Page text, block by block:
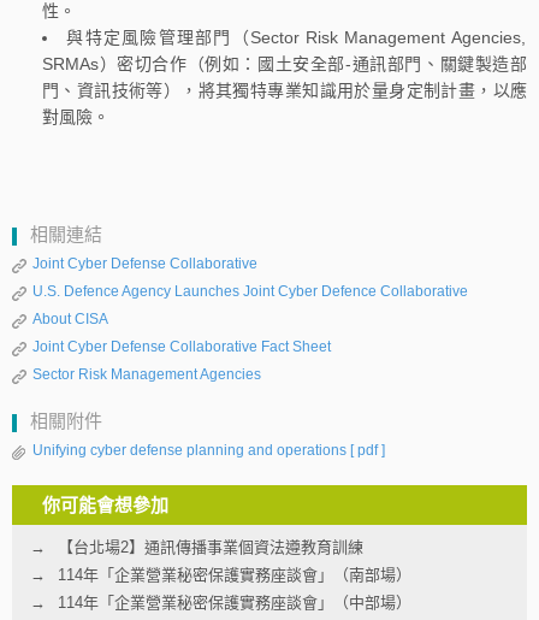
性。
與特定風險管理部門（Sector Risk Management Agencies,
SRMAs）密切合作（例如：國土安全部-通訊部門、關鍵製造部
門、資訊技術等），將其獨特專業知識用於量身定制計畫，以應
對風險。
相關連結
Joint Cyber Defense Collaborative
U.S. Defence Agency Launches Joint Cyber Defence Collaborative
About CISA
Joint Cyber Defense Collaborative Fact Sheet
Sector Risk Management Agencies
相關附件
Unifying cyber defense planning and operations [ pdf ]
你可能會想參加
【台北場2】通訊傳播事業個資法遵教育訓練
114年「企業營業秘密保護實務座談會」（南部場）
114年「企業營業秘密保護實務座談會」（中部場）